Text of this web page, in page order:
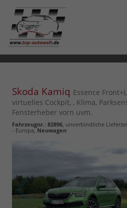
Skoda Kamiq Essence
virtuelles Cockpit, , Klima,
Fensterheber vorn uvm.
Fahrzeugnr.: 82896 , unverbindliche
- Europa,Neuwagen